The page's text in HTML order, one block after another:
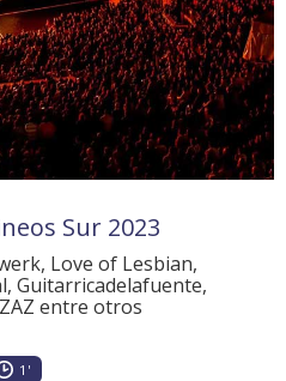
Sur 2023
Love of Lesbian,
Guitarricadelafuente,
entre otros
1'